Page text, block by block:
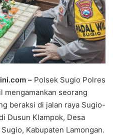
– Polsek Sugio Polres
mengamankan seorang
beraksi di jalan raya Sugio-
Dusun Klampok, Desa
Kabupaten Lamongan.